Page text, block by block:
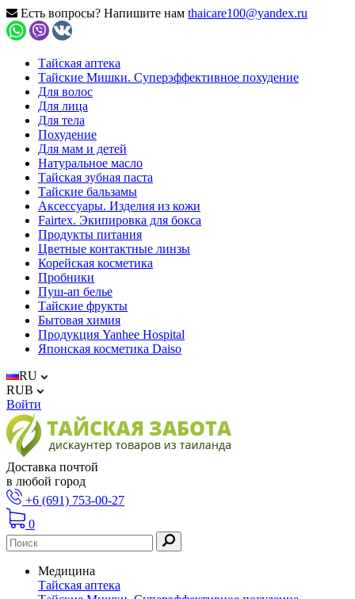
Есть вопросы? Напишите нам thaicare100@yandex.ru
Тайская аптека
Тайские Мишки. Суперэффективное похудение
Для волос
Для лица
Для тела
Похудение
Для мам и детей
Натуральное масло
Тайская зубная паста
Тайские бальзамы
Аксессуары. Изделия из кожи
Fairtex. Экипировка для бокса
Продукты питания
Цветные контактные линзы
Корейская косметика
Пробники
Пуш-ап белье
Тайские фрукты
Бытовая химия
Продукция Yanhee Hospital
Японская косметика Daiso
RU
RUB
Войти
Доставка почтой
в любой город
+6 (691) 753-00-27
0
Медицина
Тайская аптека